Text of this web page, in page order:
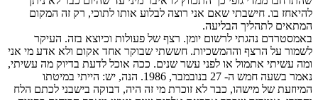
להיאחז בו. חישבתי שאם אני רוצה לבלוע אותו לתוכי, רק זה המקום
המתאים לתהליך הבליעה.
באמסטרדם נהגתי לרשום יומן. רצף של פעולות וכיוצא בזה. העיקר
לשמור על הרצף וההמשכיות. חששתי שבוקר אחד אקום ולא אדע מי אני
ומה עשיתי אתמול או לפני עשר שנים. ככה אוכל לדעת בדיוק מה עשיתי,
נאמר בשעה חמש ה- 27 בנובמבר, 1986. הנה, יש: הייתי במיטתו
המיוזעת של מישהו, כבר לא זוכרת מי זה היה, דבוקה בישבני לכתם הלח